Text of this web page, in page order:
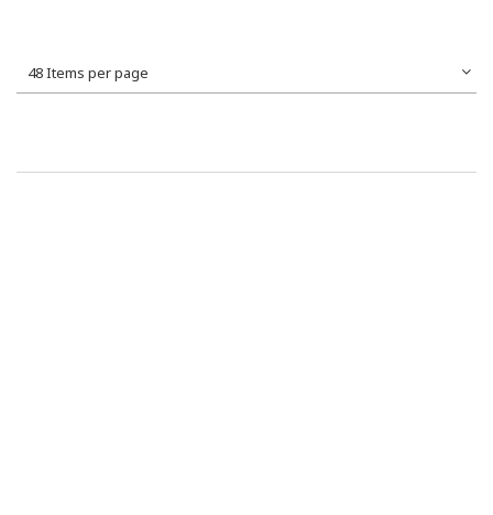
48 Items per page